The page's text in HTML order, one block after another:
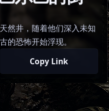
然井，随着他们深入未知
的恐怖开始浮现。
Copy Link